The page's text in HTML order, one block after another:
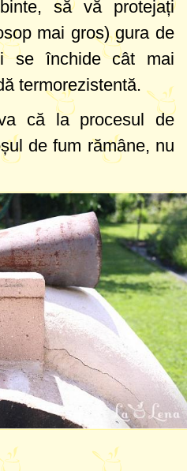
să vă protejați
mai gros) gura de
se închide cât mai
termorezistentă.
că la procesul de
de fum rămâne, nu